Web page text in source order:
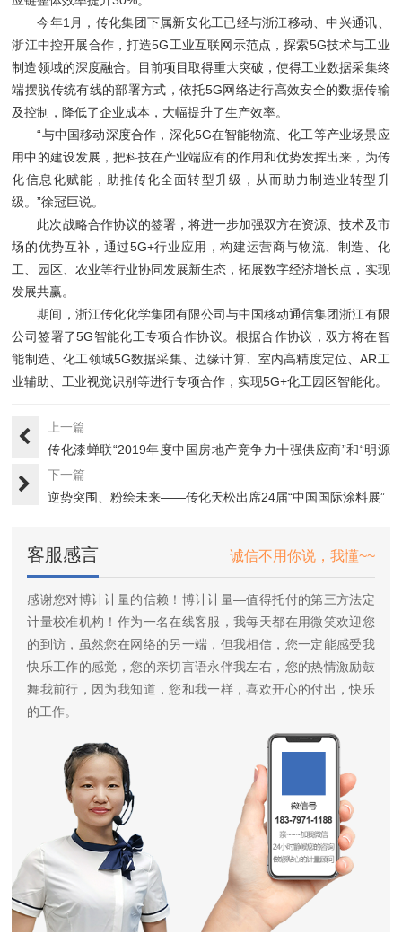
今年1月，传化集团下属新安化工已经与浙江移动、中兴通讯、
浙江中控开展合作，打造5G工业互联网示范点，探索5G技术与工业
制造领域的深度融合。目前项目取得重大突破，使得工业数据采集终
端摆脱传统有线的部署方式，依托5G网络进行高效安全的数据传输
及控制，降低了企业成本，大幅提升了生产效率。
“与中国移动深度合作，深化5G在智能物流、化工等产业场景应
用中的建设发展，把科技在产业端应有的作用和优势发挥出来，为传
化信息化赋能，助推传化全面转型升级，从而助力制造业转型升
级。”徐冠巨说。
此次战略合作协议的签署，将进一步加强双方在资源、技术及市
场的优势互补，通过5G+行业应用，构建运营商与物流、制造、化
工、园区、农业等行业协同发展新生态，拓展数字经济增长点，实现
发展共赢。
期间，浙江传化化学集团有限公司与中国移动通信集团浙江有限
公司签署了5G智能化工专项合作协议。根据合作协议，双方将在智
能制造、化工领域5G数据采集、边缘计算、室内高精度定位、AR工
业辅助、工业视觉识别等进行专项合作，实现5G+化工园区智能化。
上一篇
传化漆蝉联“2019年度中国房地产竞争力十强供应商”和“明源
···
下一篇
逆势突围、粉绘未来——传化天松出席24届“中国国际涂料展”
客服感言 诚信不用你说，我懂~~
感谢您对博计计量的信赖！博计计量—值得托付的第三方法定
计量校准机构！作为一名在线客服，我每天都在用微笑欢迎您
的到访，虽然您在网络的另一端，但我相信，您一定能感受我
快乐工作的感觉，您的亲切言语永伴我左右，您的热情激励鼓
舞我前行，因为我知道，您和我一样，喜欢开心的付出，快乐
的工作。